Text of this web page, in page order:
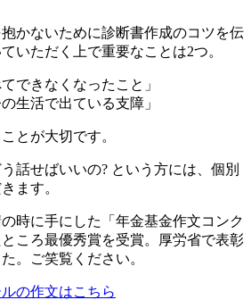
かないために診断書作成のコツを伝
いただく上で重要なことは2つ。
きなくなったこと」
活で出ている支障」
とが大切です。
話せばいいの? という方には、個別
ます。
時に手にした「年金基金作文コンク
ころ最優秀賞を受賞。厚労省で表彰
。ご笑覧ください。
の作文はこちら